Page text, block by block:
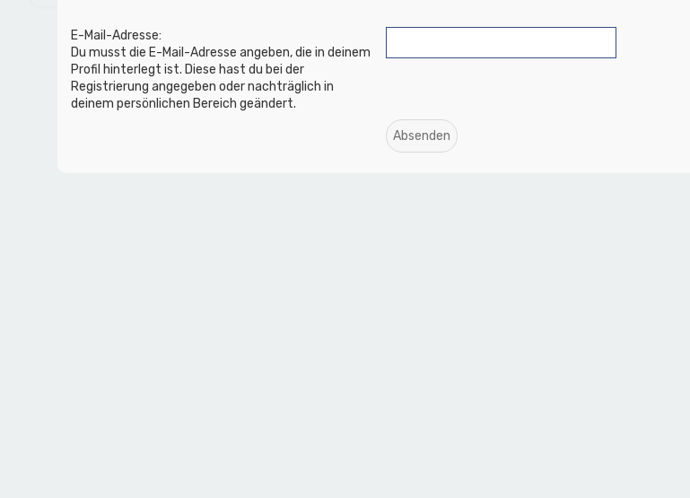
E-Mail-Adresse:
Du musst die E-Mail-Adresse angeben, die in deinem
Profil hinterlegt ist. Diese hast du bei der
Registrierung angegeben oder nachträglich in
deinem persönlichen Bereich geändert.